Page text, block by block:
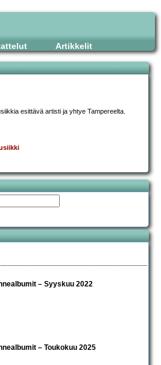
Artikkelit
esittävä artisti ja yhtye Tampereelta.
– Syyskuu 2022
– Toukokuu 2025